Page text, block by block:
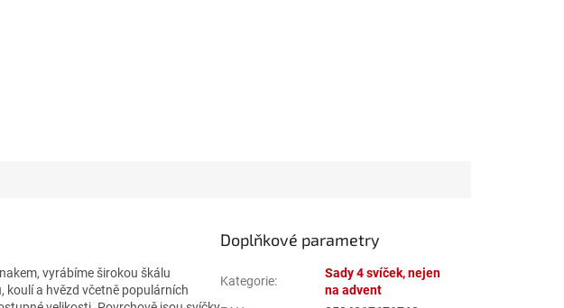
vyrábíme širokou škálu
koulí a hvězd včetně populárních
Doplňkové parametry
Kategorie:
Sady 4 svíček, nejen
na advent